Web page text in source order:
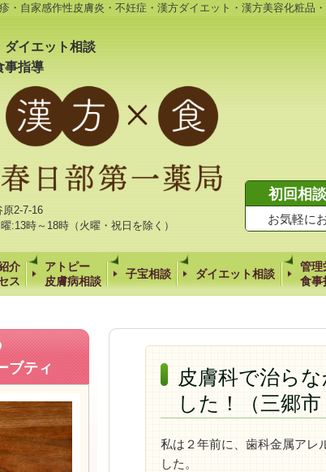
・自家感作性皮膚炎・不妊症・漢方ダイエット・漢方美容化粧
ダイエット相談
事指導
2-7-16
時～18時（火曜・祝日を除く）
初回相
お気軽に
介
ス
アトピー
皮膚病相談
子宝相談 ダイエット相談
管理
食事
皮膚科で治ら
した！（三郷
私は２年前に、歯科金属アレ
した。
ブティ